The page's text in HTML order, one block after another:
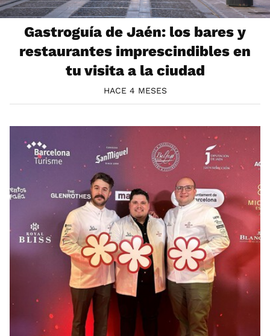
Gastroguía de Jaén: los bares y
restaurantes imprescindibles en
tu visita a la ciudad
HACE 4 MESES